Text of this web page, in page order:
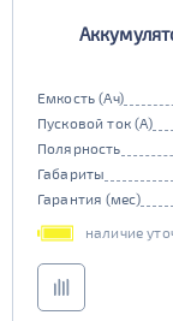
Емкость (Ач)
Пусковой ток (А)
Полярность
Габариты
Гарантия (мес)
наличие